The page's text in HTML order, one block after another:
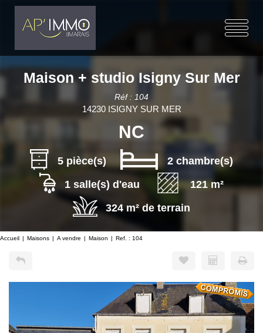
Maison + studio Isigny Sur Mer
Réf : 104
14230 ISIGNY SUR MER
NC
5 pièce(s)
2 chambre(s)
1 salle(s) d'eau
121 m²
324 m² de terrain
Accueil Maisons A vendre Maison Ref. : 104